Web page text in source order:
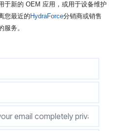
于新的 OEM 应用，或用于设备维护
您最近的 HydraForce分销商或销售
服务。